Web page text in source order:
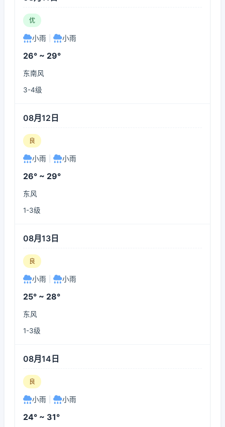
优
小雨 小雨
26° ~ 29°
东南风
3-4级
08月12日
良
小雨 小雨
26° ~ 29°
东风
1-3级
08月13日
良
小雨 小雨
25° ~ 28°
东风
1-3级
08月14日
良
小雨 小雨
24° ~ 31°